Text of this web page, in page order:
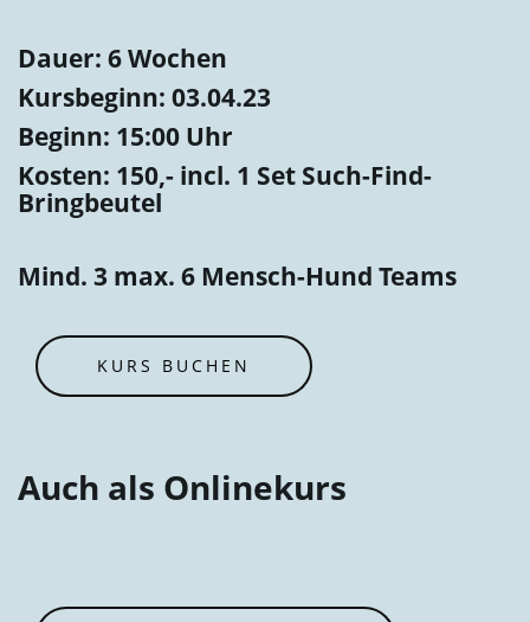
Dauer: 6 Wochen
Kursbeginn: 03.04.23
Beginn: 15:00 Uhr
Kosten: 150,- incl. 1 Set Such-Find-
Bringbeutel
Mind. 3 max. 6 Mensch-Hund Teams
KURS BUCHEN
Auch als Onlinekurs